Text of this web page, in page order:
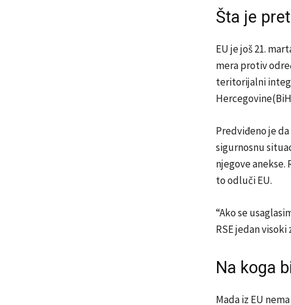
Šta je
EU je još 21.
mera protiv
teritorijalni
Predviđeno je
sigurnosnu
njegove anekse.
to odluči EU.
“Ako se
RSE jedan visoki
Na koga
Mada iz EU